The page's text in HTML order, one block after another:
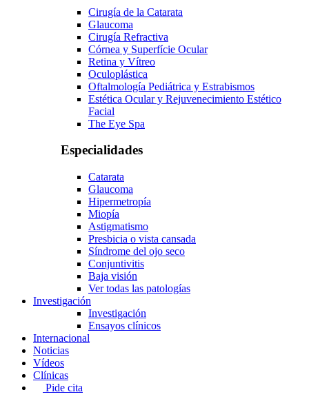
Cirugía de la Catarata
Glaucoma
Cirugía Refractiva
Córnea y Superfície Ocular
Retina y Vítreo
Oculoplástica
Oftalmología Pediátrica y Estrabismos
Estética Ocular y Rejuvenecimiento Estético
Facial
The Eye Spa
Especialidades
Catarata
Glaucoma
Hipermetropía
Miopía
Astigmatismo
Presbicia o vista cansada
Síndrome del ojo seco
Conjuntivitis
Baja visión
Ver todas las patologías
Investigación
Investigación
Ensayos clínicos
Internacional
Noticias
Vídeos
Clínicas
Pide cita